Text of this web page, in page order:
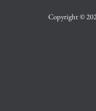
Copyright ©